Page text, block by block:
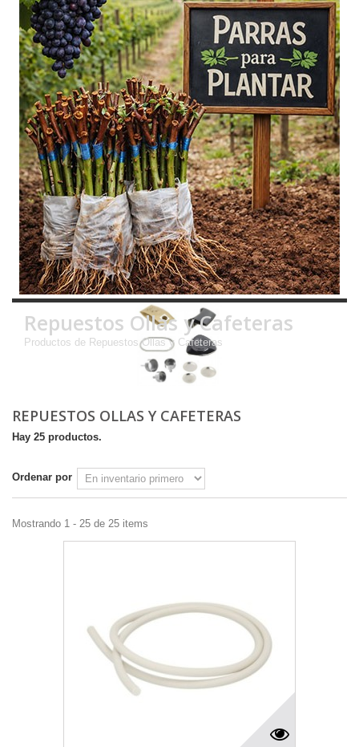
Repuestos Ollas y Cafeteras
Productos de Repuestos Ollas y Cafeteras
REPUESTOS OLLAS Y CAFETERAS
Hay 25 productos.
Ordenar por
Mostrando 1 - 25 de 25 items